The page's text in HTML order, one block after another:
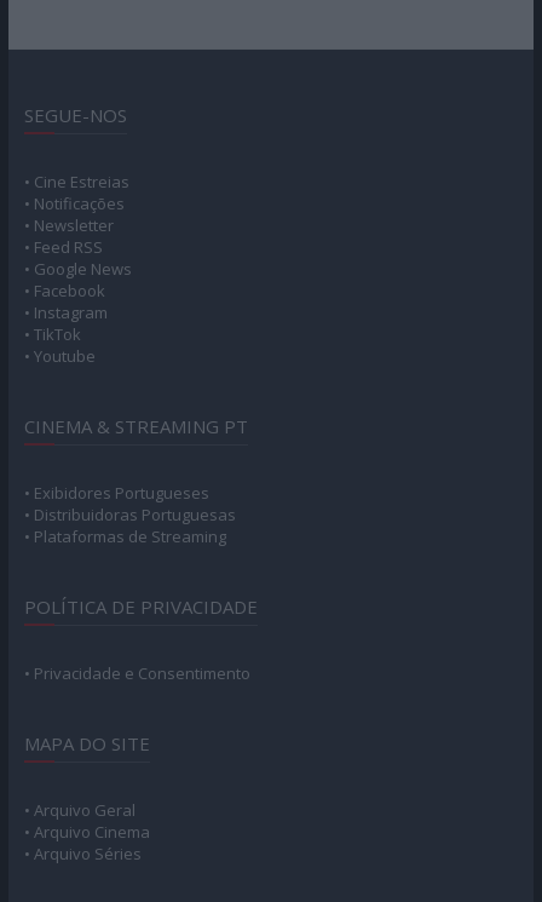
SEGUE-NOS
• Cine Estreias
• Notificações
• Newsletter
• Feed RSS
• Google News
• Facebook
• Instagram
• TikTok
• Youtube
CINEMA & STREAMING PT
• Exibidores Portugueses
• Distribuidoras Portuguesas
• Plataformas de Streaming
POLÍTICA DE PRIVACIDADE
• Privacidade e Consentimento
MAPA DO SITE
• Arquivo Geral
• Arquivo Cinema
• Arquivo Séries